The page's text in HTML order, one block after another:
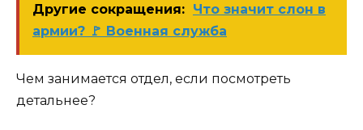
Другие сокращения: Что значит слон в
армии? 🚩 Военная служба
Чем занимается отдел, если посмотреть
детальнее?